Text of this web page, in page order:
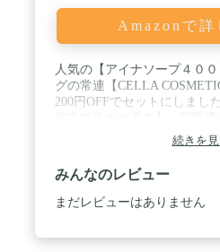
Amazonで詳
人気の【アイナソープ４０
グの常連【CELLA
200円OFFでセットにしまし
COSMETICS 泡立てネット
を作りだして、毛穴の汚れ
します。 / 泡がクッション
ニキビ肌にも刺激を与えませ
アイナソープ４００×１個、
続きを
みんなのレビュー
まだレビューはありません